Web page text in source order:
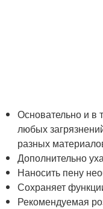
Основательно и
любых
разных
Дополнительно
Наносить пену
Сохраняет
Рекомендуемая